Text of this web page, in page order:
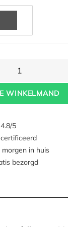
1
WINKELMAND
5
in huis
bezorgd